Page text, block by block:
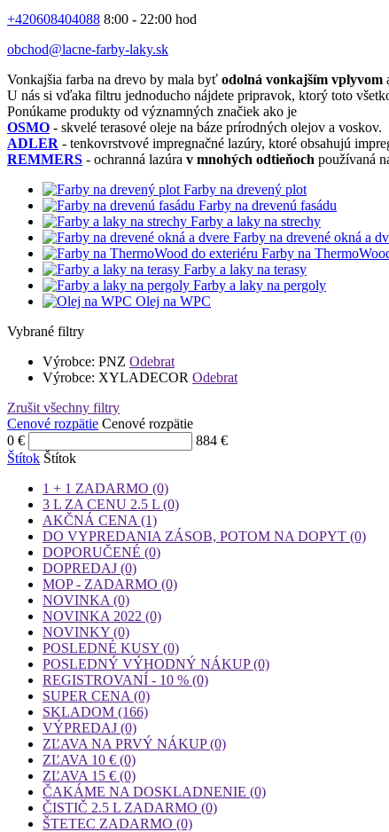
+420608404088 8:00 - 22:00 hod
obchod@lacne-farby-laky.sk
Vonkajšia farba na drevo by mala byť odolná vonkajším vplyvom
U nás si vďaka filtru jednoducho nájdete pripravok, ktorý toto
Ponúkame produkty od významných značiek ako je
OSMO - skvelé terasové oleje na báze prírodných olejov a voskov.
ADLER - tenkovrstvové impregnačné lazúry, ktoré obsahujú
REMMERS - ochranná lazúra v mnohých odtieňoch používaná
Farby na drevený plot
Farby na drevenú fasádu
Farby a laky na strechy
Farby na drevené okná a
Farby na
Farby a laky na terasy
Farby a laky na pergoly
Olej na WPC
Vybrané filtry
Výrobce: PNZ Odebrat
Výrobce: XYLADECOR Odebrat
Zrušit všechny filtry
Cenové rozpätie Cenové rozpätie
0 € 884 €
Štítok Štítok
1 + 1 ZADARMO (0)
3 L ZA CENU 2.5 L (0)
AKČNÁ CENA (1)
DO VYPREDANIA ZÁSOB, POTOM NA DOPYT (0)
DOPORUČENÉ (0)
DOPREDAJ (0)
MOP - ZADARMO (0)
NOVINKA (0)
NOVINKA 2022 (0)
NOVINKY (0)
POSLEDNÉ KUSY (0)
POSLEDNÝ VÝHODNÝ NÁKUP(0)
REGISTROVANÍ - 10 % (0)
SUPER CENA (0)
SKLADOM (166)
VÝPREDAJ (0)
ZĽAVA NA PRVÝ NÁKUP(0)
ZĽAVA 10 € (0)
ZĽAVA 15 € (0)
ČAKÁME NA DOSKLADNENIE (0)
ČISTIČ 2.5 L ZADARMO (0)
ŠTETEC ZADARMO (0)